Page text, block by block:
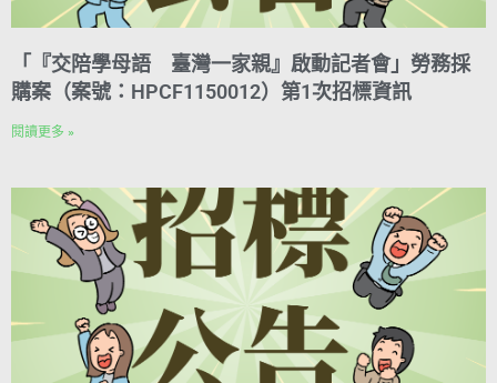
「『交陪學母語 臺灣一家親』啟動記者會」勞務採
購案（案號：HPCF1150012）第1次招標資訊
閱讀更多 »